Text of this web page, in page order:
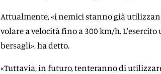
Attualmente, «i nemici stanno già
volare a velocità fino a 300 km/h.
bersagli», ha detto.
«Tuttavia, in futuro, tenteranno di